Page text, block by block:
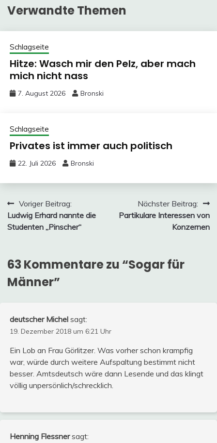
Verwandte Themen
Schlagseite
Hitze: Wasch mir den Pelz, aber mach
mich nicht nass
7. August 2026 Bronski
Schlagseite
Privates ist immer auch politisch
22. Juli 2026 Bronski
Beitragsnavigation
Voriger Beitrag:
Ludwig Erhard nannte die
Studenten „Pinscher“
Nächster Beitrag:
Partikulare Interessen von
Konzernen
63 Kommentare zu “Sogar für
Männer”
deutscher Michel sagt:
19. Dezember 2018 um 6:21 Uhr
Ein Lob an Frau Görlitzer. Was vorher schon krampfig
war, würde durch weitere Aufspaltung bestimmt nicht
besser. Amtsdeutsch wäre dann Lesende und das klingt
völlig unpersönlich/schrecklich.
Henning Flessner sagt: